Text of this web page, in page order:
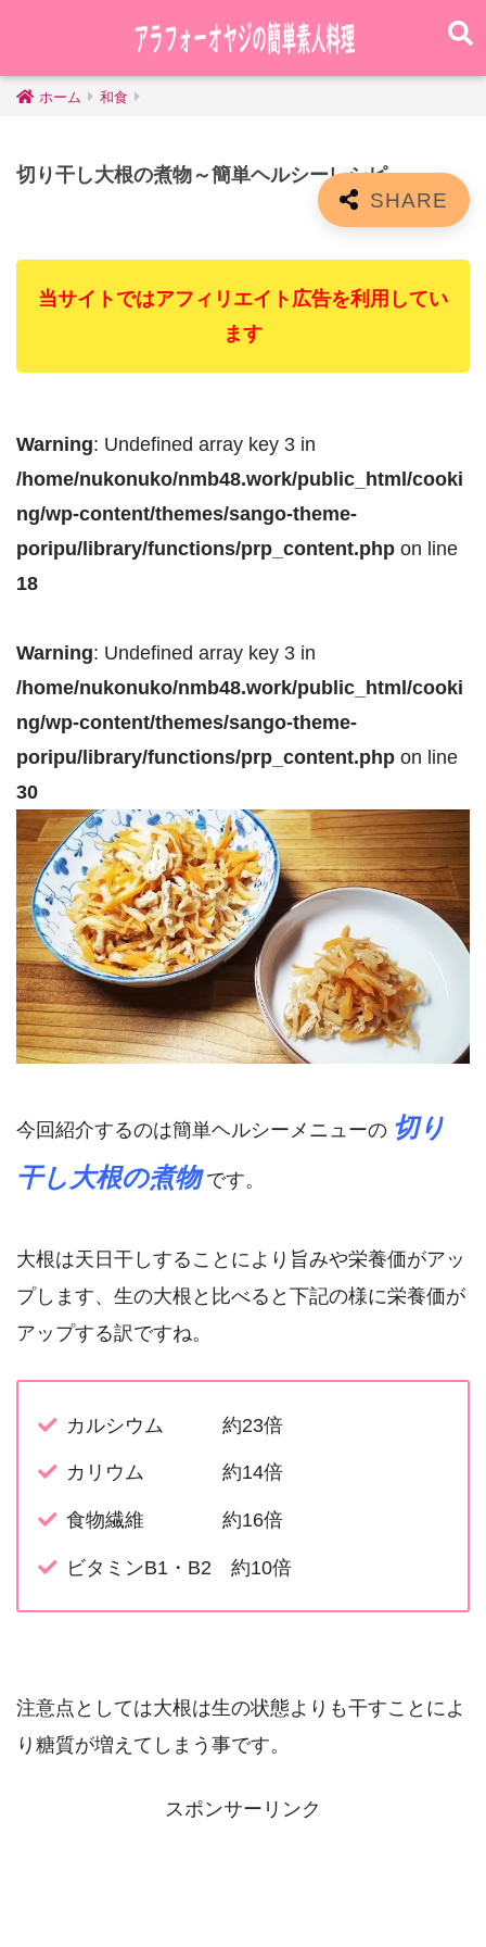
ホーム 和食
切り干し大根の煮物～簡単ヘルシーレシピ
当サイトではアフィリエイト広告を利用してい
ます
Warning: Undefined array key 3 in
/home/nukonuko/nmb48.work/public_html/cooki
ng/wp-content/themes/sango-theme-
poripu/library/functions/prp_content.php on line
18
Warning: Undefined array key 3 in
/home/nukonuko/nmb48.work/public_html/cooki
ng/wp-content/themes/sango-theme-
poripu/library/functions/prp_content.php on line
30
今回紹介するのは簡単ヘルシーメニューの 切り
干し大根の煮物です。
大根は天日干しすることにより旨みや栄養価がアッ
プします、生の大根と比べると下記の様に栄養価が
アップする訳ですね。
カルシウム 約23倍
カリウム 約14倍
食物繊維 約16倍
ビタミンB1・B2 約10倍
注意点としては大根は生の状態よりも干すことによ
り糖質が増えてしまう事です。
スポンサーリンク